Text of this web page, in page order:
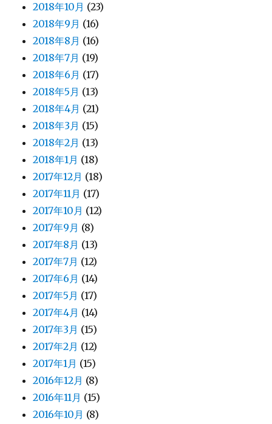
2018年10月 (23)
2018年9月 (16)
2018年8月 (16)
2018年7月 (19)
2018年6月 (17)
2018年5月 (13)
2018年4月 (21)
2018年3月 (15)
2018年2月 (13)
2018年1月 (18)
2017年12月 (18)
2017年11月 (17)
2017年10月 (12)
2017年9月 (8)
2017年8月 (13)
2017年7月 (12)
2017年6月 (14)
2017年5月 (17)
2017年4月 (14)
2017年3月 (15)
2017年2月 (12)
2017年1月 (15)
2016年12月 (8)
2016年11月 (15)
2016年10月 (8)